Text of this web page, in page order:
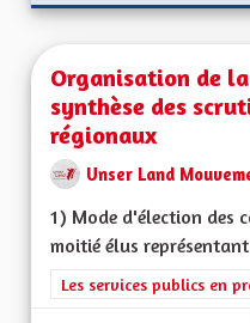
Organisation de
synthèse des
régionaux
Unser Land
1) Mode d'élection des
moitié élus
Filtrer les résultats de la
Les services publics en